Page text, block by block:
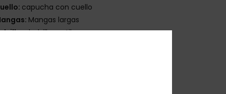
capucha con cuello
Mangas largas
bolsillos estilo canguro